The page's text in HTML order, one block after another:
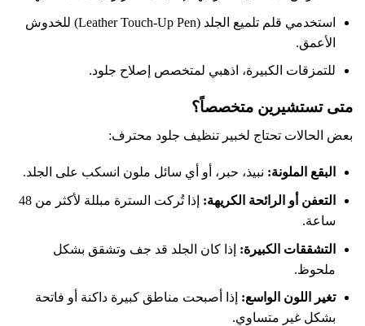
استخدمي قلم تلميع الجلد (Leather Touch-Up Pen) للخدوش
الأعمق.
للتمزقات الكبيرة، اذهبي لمتخصص إصلاح جلود.
متى تستشيرين متخصصاً؟
بعض الحالات تحتاج لخبير تنظيف جلود محترف:
البقع الملونة: نبيذ، حبر، أو أي سائل ملون انسكب على الجلد.
التعفن أو الرائحة الكريهة:
إذا تُركت السترة مبللة لأكثر من 48
ساعة.
التشققات الكبيرة: إذا كان الجلد قد جف وتشقق بشكل
ملحوظ.
تغير اللون الواسع: إذا أصبحت مناطق كبيرة داكنة أو فاتحة
بشكل غير متساوي.